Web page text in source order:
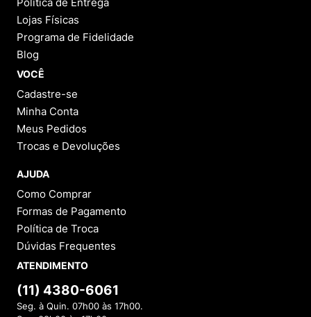
Lojas Físicas
Programa de Fidelidade
Blog
VOCÊ
Cadastre-se
Minha Conta
Meus Pedidos
Trocas e Devoluções
AJUDA
Como Comprar
Formas de Pagamento
Política de Troca
Dúvidas Frequentes
ATENDIMENTO
(11) 4380-6061
Seg. à Quin. 07h00 às 17h00.